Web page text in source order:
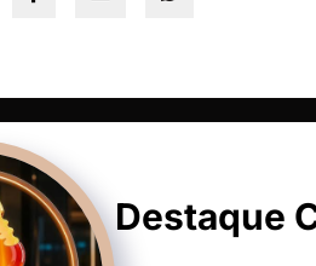
Destaque